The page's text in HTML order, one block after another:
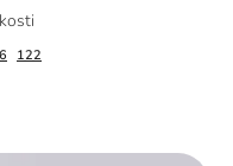
122